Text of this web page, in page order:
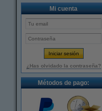
Mi cuenta
¿Has olvidado la contraseña?
Métodos de pago: